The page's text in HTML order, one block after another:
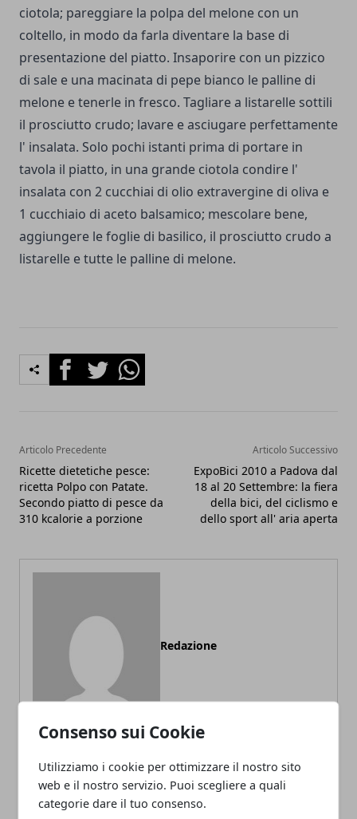
Consenso sui Cookie
Utilizziamo i cookie per ottimizzare il nostro sito
web e il nostro servizio. Puoi scegliere a quali
categorie dare il tuo consenso.
ciotola; pareggiare la polpa del melone con un
coltello, in modo da farla diventare la base di
presentazione del piatto. Insaporire con un pizzico
di sale e una macinata di pepe bianco le palline di
melone e tenerle in fresco. Tagliare a listarelle sottili
il prosciutto crudo; lavare e asciugare perfettamente
l' insalata. Solo pochi istanti prima di portare in
tavola il piatto, in una grande ciotola condire l'
insalata con 2 cucchiai di olio extraver­gine di oliva e
1 cucchiaio di aceto balsamico; mescolare bene,
aggiungere le foglie di basilico, il prosciutto cru­do a
listarelle e tutte le palline di melone.
FacebookTwitterWhatsapp
Articolo Precedente
Ricette dietetiche pesce:
ricetta Polpo con Patate.
Secondo piatto di pesce da
310 kcalorie a porzione
Articolo Successivo
ExpoBici 2010 a Padova dal
18 al 20 Settembre: la fiera
della bici, del ciclismo e
dello sport all' aria aperta
Redazione
ARTICOLI CORRELATI